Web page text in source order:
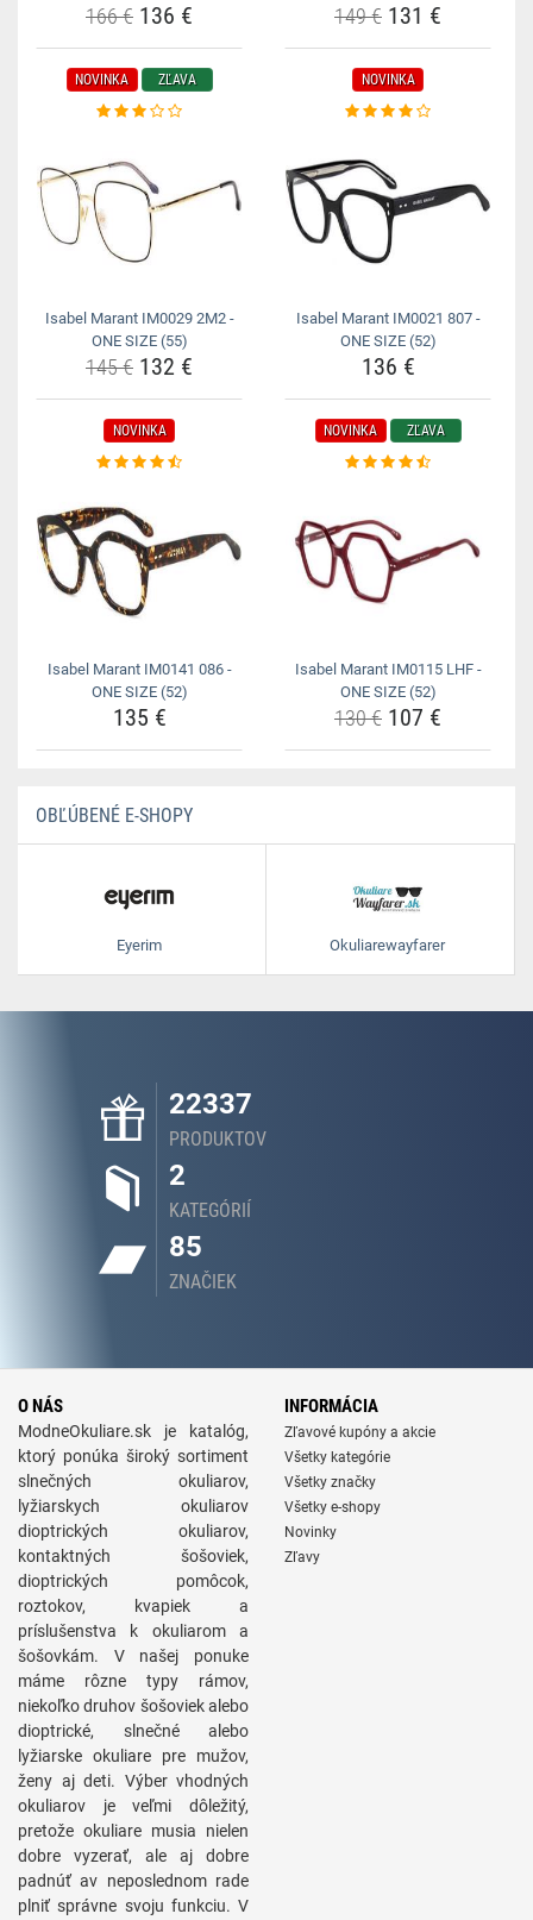
166 € 136 € 149 € 131 €
NOVINKA ZĽAVA
Isabel Marant IM0029 2M2 -
ONE SIZE (55)
145 € 132 €
NOVINKA
Isabel Marant IM0021 807 -
ONE SIZE (52)
136 €
NOVINKA
Isabel Marant IM0141 086 -
ONE SIZE (52)
135 €
NOVINKA ZĽAVA
Isabel Marant IM0115 LHF -
ONE SIZE (52)
130 € 107 €
OBĽÚBENÉ E-SHOPY
Eyerim Okuliarewayfarer
22337
PRODUKTOV
2
KATEGÓRIÍ
85
ZNAČIEK
O NÁS
ModneOkuliare.sk je katalóg,
ktorý ponúka široký sortiment
slnečných okuliarov,
lyžiarskych okuliarov
dioptrických okuliarov,
kontaktných šošoviek,
dioptrických pomôcok,
roztokov, kvapiek a
príslušenstva k okuliarom a
šošovkám. V našej ponuke
máme rôzne typy rámov,
niekoľko druhov šošoviek alebo
dioptrické, slnečné alebo
lyžiarske okuliare pre mužov,
ženy aj deti. Výber vhodných
okuliarov je veľmi dôležitý,
pretože okuliare musia nielen
dobre vyzerať, ale aj dobre
padnúť av neposlednom rade
plniť správne svoju funkciu. V
INFORMÁCIA
Zľavové kupóny a akcie
Všetky kategórie
Všetky značky
Všetky e-shopy
Novinky
Zľavy